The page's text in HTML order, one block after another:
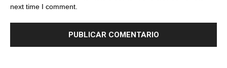
next time I comment.